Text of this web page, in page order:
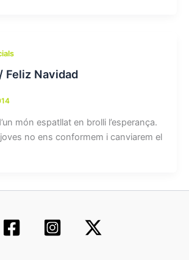
Feliz Navidad
món espatllat en brolli l’esperança.
no ens conformem i canviarem el